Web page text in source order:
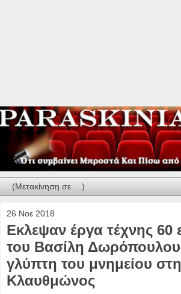
26 Νοε 2018
Εκλεψαν έργα τέχνης 60
του Βασίλη
γλύπτη του μνημείου
Κλαυθμώνος